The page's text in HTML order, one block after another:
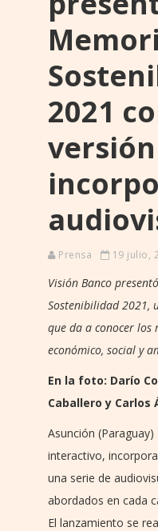
2021
Prensa 19 julio,
Visión Banco
Sostenibilidad 2021,
que da a conocer los
económico, social y
En la foto: Darío
Caballero y Carlos
Asunción
interactivo,
una serie de
abordados en cada
El lanzamiento se